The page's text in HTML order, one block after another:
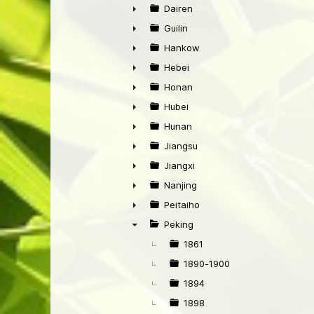
►
►
Dairen
►
Guilin
►
Hankow
►
Hebei
►
Honan
►
Hubei
►
Hunan
►
Jiangsu
►
Jiangxi
►
Nanjing
►
Peitaiho
Peking
1861
1890-1900
1894
1898